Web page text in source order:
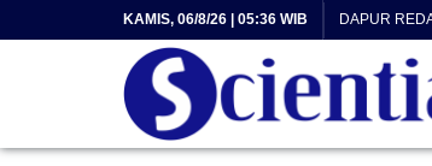
KAMIS, 06/8/26 | 05:36 WIB DAPUR